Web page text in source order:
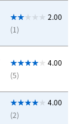
2.00
(1)
4.00
(5)
4.00
(2)